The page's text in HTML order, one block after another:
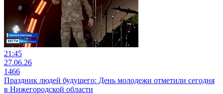
21:45
27.06.26
1466
Праздник людей будущего: День молодежи отметили сегодня
в Нижегородской области